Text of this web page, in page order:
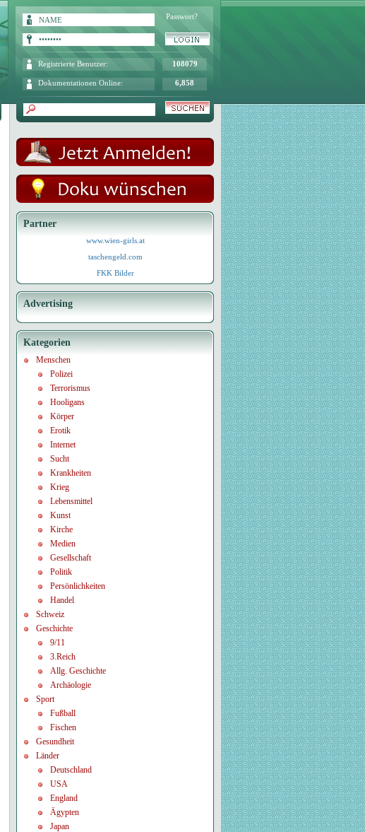
Passwort?
Registrierte Benutzer: 108079
Dokumentationen Online: 6,858
Partner
www.wien-girls.at
taschengeld.com
FKK Bilder
Advertising
Kategorien
Menschen
Polizei
Terrorismus
Hooligans
Körper
Erotik
Internet
Sucht
Krankheiten
Krieg
Lebensmittel
Kunst
Kirche
Medien
Gesellschaft
Politik
Persönlichkeiten
Handel
Schweiz
Geschichte
9/11
3.Reich
Allg. Geschichte
Archäologie
Sport
Fußball
Fischen
Gesundheit
Länder
Deutschland
USA
England
Ägypten
Japan